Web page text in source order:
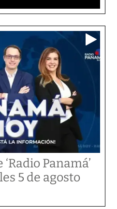
Panamá’
5 de agosto